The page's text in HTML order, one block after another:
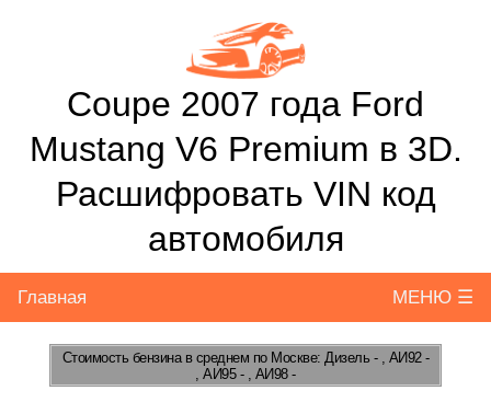
Coupe 2007 года Ford
Mustang V6 Premium в 3D.
Расшифровать VIN код
автомобиля
Главная МЕНЮ ☰
Стоимость бензинав среднем по Москве: Дизель - , АИ92 -
, АИ95 - , АИ98 -